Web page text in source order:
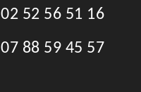
02 52 56 51 16
07 88 59 45 57